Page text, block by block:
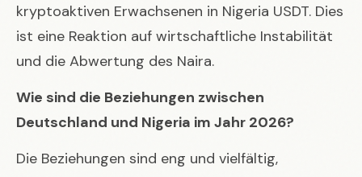
kryptoaktiven Erwachsenen in Nigeria USDT. Dies
ist eine Reaktion auf wirtschaftliche Instabilität
und die Abwertung des Naira.
Wie sind die Beziehungen zwischen
Deutschland und Nigeria im Jahr 2026?
Die Beziehungen sind eng und vielfältig,